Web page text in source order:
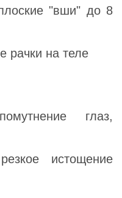
"вши" до 8
рачки на теле
глаз,
истощение